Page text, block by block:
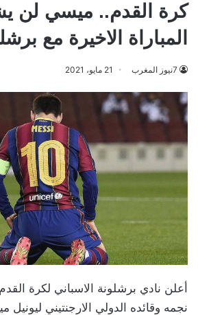
كرة القدم.. ميسي لن
المباراة الاخيرة مع
7نيوز المغرب 21 مايو، 2021
أعلن نادي برشلونة الاسباني لكرة
نجمه وقائده الدولي الارجنتيني